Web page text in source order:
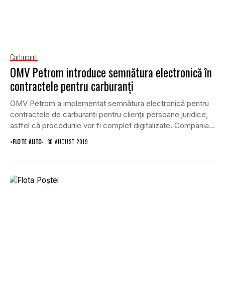
Carburanţi
OMV Petrom introduce semnătura electronică în
contractele pentru carburanţi
OMV Petrom a implementat semnătura electronică pentru
contractele de carburanţi pentru clienţii persoane juridice,
astfel că procedurile vor fi complet digitalizate. Compania
consideră...
•FLOTE AUTO 30 AUGUST 2019